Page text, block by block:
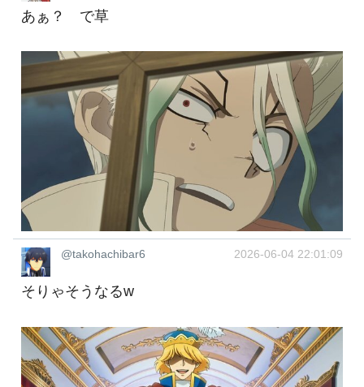
あぁ？ で草
@takohachibar6 2026-06-04 22:01:09
そりゃそうなるw